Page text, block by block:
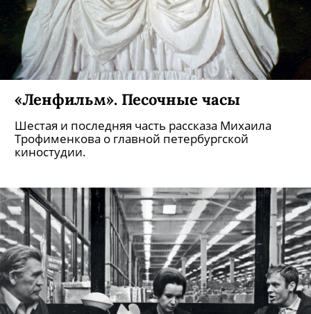
«Ленфильм». Песочные часы
Шестая и последняя часть рассказа Михаила
Трофименкова о главной петербургской
киностудии.